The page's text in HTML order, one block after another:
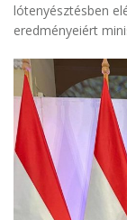
lótenyésztésben
eredményeiért